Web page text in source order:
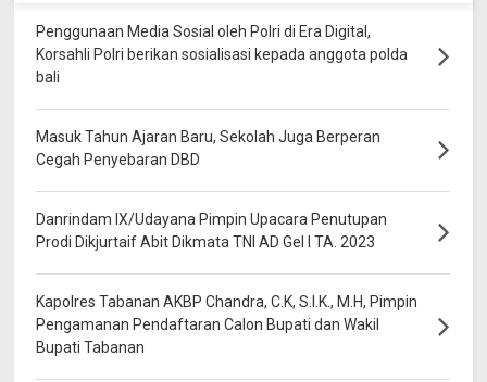
Penggunaan Media Sosial oleh Polri di Era Digital,
Korsahli Polri berikan sosialisasi kepada anggota polda
bali
Masuk Tahun Ajaran Baru, Sekolah Juga Berperan
Cegah Penyebaran DBD
Danrindam IX/Udayana Pimpin Upacara Penutupan
Prodi Dikjurtaif Abit Dikmata TNI AD Gel I TA. 2023
Kapolres Tabanan AKBP Chandra, C.K, S.I.K., M.H, Pimpin
Pengamanan Pendaftaran Calon Bupati dan Wakil
Bupati Tabanan